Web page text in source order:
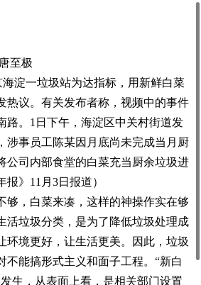
至极
淀一垃圾站为达指标，用新鲜白菜
热议。有关发布者称，视频中的事件
路。1日下午，海淀区中关村街道发
涉事员工陈某因月底尚未完成当月厨
公司内部食堂的白菜充当厨余垃圾进
》11月3日报道）
够，白菜来凑，这样的神操作实在够
活垃圾分类，是为了降低垃圾处理成
环境更好，让生活更美。因此，垃圾
不能搞形式主义和面子工程。“新白
生，从表面上看，是相关部门设置